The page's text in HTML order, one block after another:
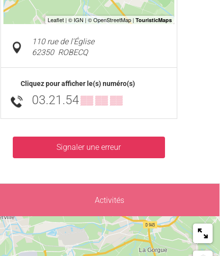
110 rue de l'Église
62350 ROBECQ
Cliquez pour afficher le(s) numéro(s)
03.21.54▒▒ ▒▒ ▒▒
Signaler une erreur
Activités